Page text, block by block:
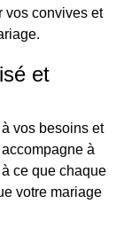
vos convives et
et
vos besoins et
à
ce que chaque
votre mariage